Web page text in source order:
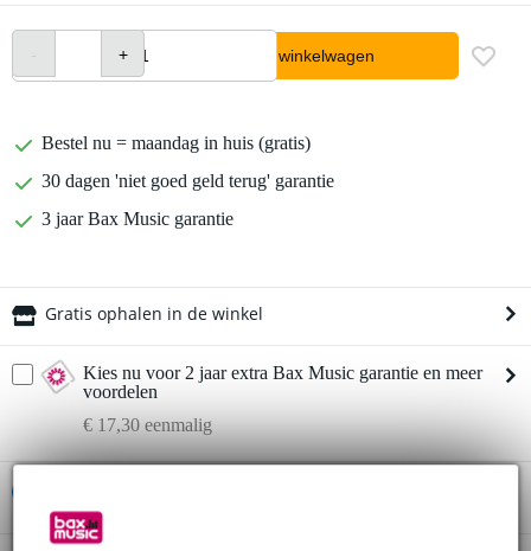
In winkelwagen
Bestel nu = maandag in huis (gratis)
30 dagen 'niet goed geld terug' garantie
3 jaar Bax Music garantie
Gratis ophalen in de winkel
Kies nu voor 2 jaar extra Bax Music garantie en meer
voordelen
€ 17,30 eenmalig